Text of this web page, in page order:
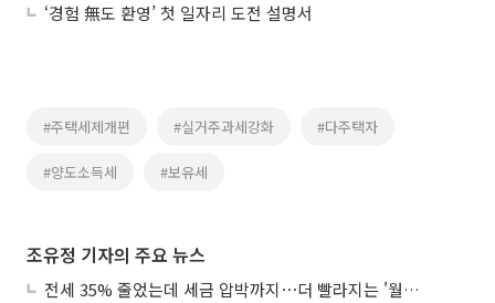
‘경험 無도 환영’ 첫 일자리 도전 설명서
#주택세제개편 #실거주과세강화 #다주택자
#양도소득세 #보유세
조유정 기자의 주요 뉴스
전세 35% 줄었는데 세금 압박까지⋯더 빨라지는 '월세화'